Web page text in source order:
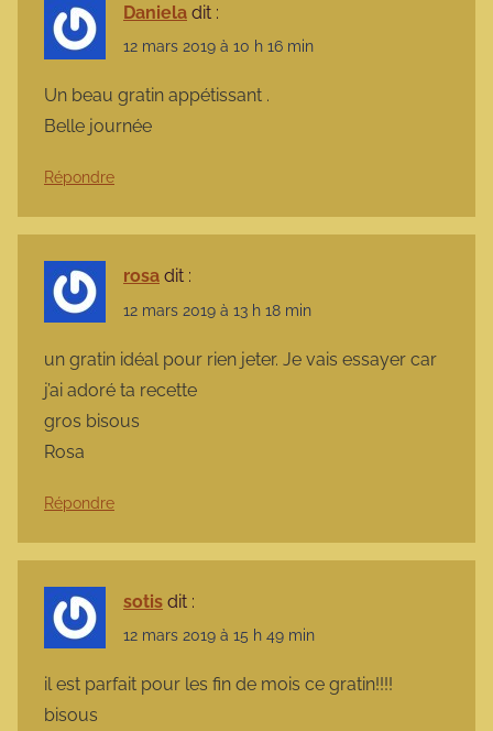
Daniela dit :
12 mars 2019 à 10 h 16 min
Un beau gratin appétissant .
Belle journée
Répondre
rosa dit :
12 mars 2019 à 13 h 18 min
un gratin idéal pour rien jeter. Je vais essayer car
j’ai adoré ta recette
gros bisous
Rosa
Répondre
sotis dit :
12 mars 2019 à 15 h 49 min
il est parfait pour les fin de mois ce gratin!!!!
bisous